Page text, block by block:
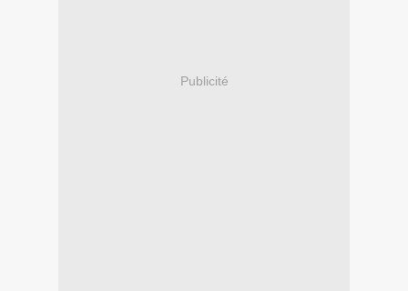
Publicité